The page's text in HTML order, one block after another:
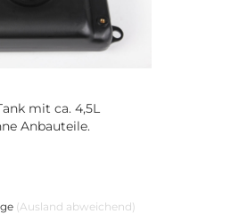
mit ca. 4,5L
Anbauteile.
(Ausland abweichend)